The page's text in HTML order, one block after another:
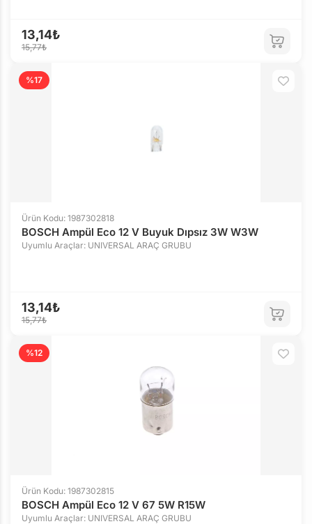
13,14₺
15,77₺
%17
Ürün Kodu: 1987302818
BOSCH Ampül Eco 12 V Buyuk Dıpsız 3W W3W
Uyumlu Araçlar: UNIVERSAL ARAÇ GRUBU
13,14₺
15,77₺
%12
Ürün Kodu: 1987302815
BOSCH Ampül Eco 12 V 67 5W R15W
Uyumlu Araçlar: UNIVERSAL ARAÇ GRUBU